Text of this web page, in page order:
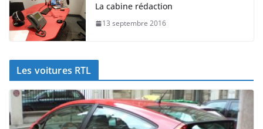
La cabine rédaction
13 septembre 2016
Les voitures RTL